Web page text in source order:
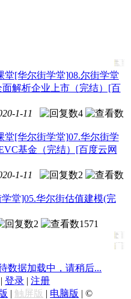
堂[华尔街学堂]08.尔街学堂
面解析企业上市（完结）[百
1-11
4
堂[华尔街学堂]07.华尔街学
基金（完结）[百度云网
1-11
2
堂]05.华尔街估值建模(完
2 1571
数据加载中，请稍后...
|登录 |注册
| 触屏版 | 电脑版 |©